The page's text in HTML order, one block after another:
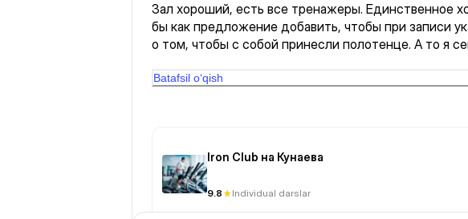
Зал хороший, есть все тренажеры. Единственное хотелось
бы как предложение добавить, чтобы при записи
о том, чтобы с собой принесли полотенце. А то я
других фитнес центрах выдавали.
Batafsil o‘qish
Iron Club на Кунаева
9.8 Individual darslar